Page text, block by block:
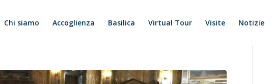
Chi siamo Accoglienza Basilica Virtual Tour Visite Notizie